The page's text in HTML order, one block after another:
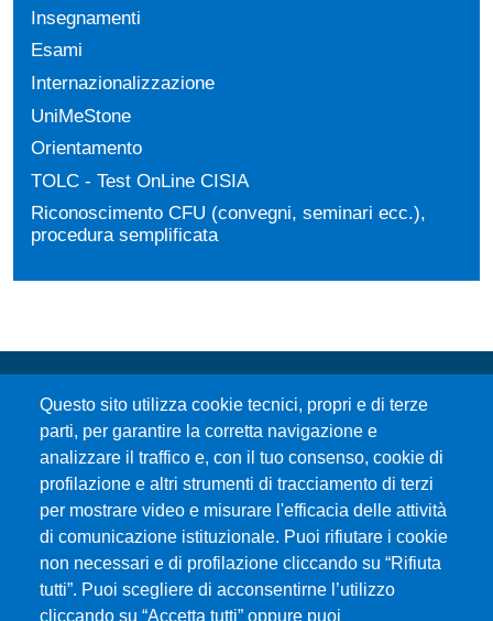
Insegnamenti
Esami
Internazionalizzazione
UniMeStone
Orientamento
TOLC - Test OnLine CISIA
Riconoscimento CFU (convegni, seminari ecc.),
procedura semplificata
Questo sito utilizza cookie tecnici, propri e di terze
parti, per garantire la corretta navigazione e
analizzare il traffico e, con il tuo consenso, cookie di
profilazione e altri strumenti di tracciamento di terzi
per mostrare video e misurare l'efficacia delle attività
di comunicazione istituzionale. Puoi rifiutare i cookie
non necessari e di profilazione cliccando su “Rifiuta
tutti”. Puoi scegliere di acconsentirne l’utilizzo
cliccando su “Accetta tutti” oppure puoi
Università degli Studi di Messina
Piazza Pugliatti, 1 - 98122 Messina
Cod. Fiscale 80004070837
P.IVA 00724160833